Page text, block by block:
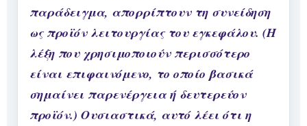
παράδειγμα, απορρίπτουν τη συνείδηση
ως προϊόν λειτουργίας του εγκεφάλου. (Η
λέξη που χρησιμοποιούν περισσότερο
είναι επιφαινόμενο, το οποίο βασικά
σημαίνει παρενέργεια ή δευτερεύον
προϊόν.) Ουσιαστικά, αυτό λέει ότι η